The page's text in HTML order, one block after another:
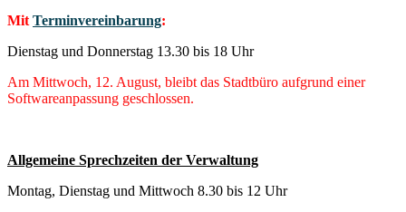
Mit Terminvereinbarung:
Dienstag und Donnerstag 13.30 bis 18 Uhr
Am Mittwoch, 12. August, bleibt das Stadtbüro aufgrund einer
Softwareanpassung geschlossen.
Allgemeine Sprechzeiten der Verwaltung
Montag, Dienstag und Mittwoch 8.30 bis 12 Uhr